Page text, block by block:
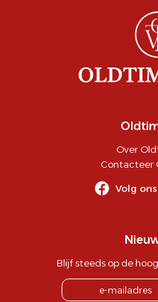
Over
Contacteer
Volg
Blijf steeds op de